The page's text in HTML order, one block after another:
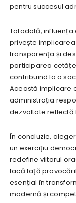
pentru succesul
Totodată,
privește
transparența și
participarea
contribuind la o
Această implicare
administrația
dezvoltate reflectă
În concluzie,
un exercițiu
redefine viitorul
facă față
esențial în
modernă și